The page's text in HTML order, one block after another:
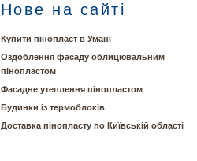
Нове на сайті
Купити пінопласт в Умані
Оздоблення фасаду облицювальним
пінопластом
Фасадне утеплення пінопластом
Будинки із термоблоків
Доставка пінопласту по Київській області